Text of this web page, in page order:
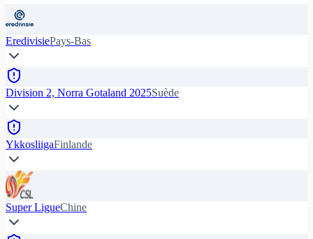
EredivisiePays-Bas
Division 2, Norra Gotaland 2025Suède
YkkosliigaFinlande
Super LigueChine